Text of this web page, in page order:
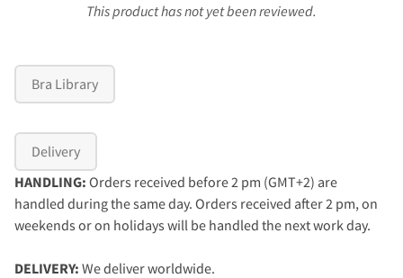
This product has not yet been reviewed.
Bra Library
Delivery
HANDLING: Orders received before 2 pm (GMT+2) are
handled during the same day. Orders received after 2 pm, on
weekends or on holidays will be handled the next work day.
DELIVERY: We deliver worldwide.